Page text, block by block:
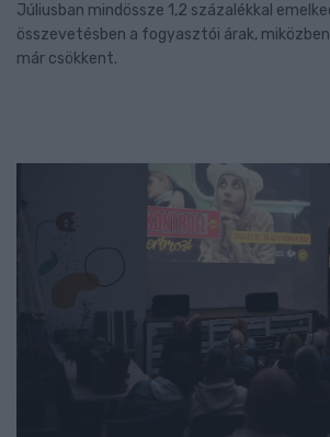
Júliusban mindössze 1,2 százalékkal
összevetésben a fogyasztói árak,
már csökkent.